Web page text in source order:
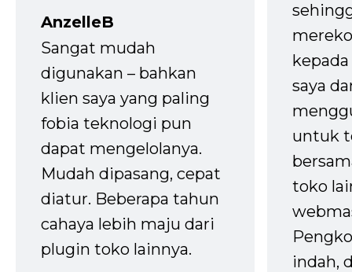
AnzelleB
Sangat mudah
digunakan – bahkan
klien saya yang paling
fobia teknologi pun
dapat mengelolanya.
Mudah dipasang, cepat
diatur. Beberapa tahun
cahaya lebih maju dari
plugin toko lainnya.
saya
untuk
toko
indah,